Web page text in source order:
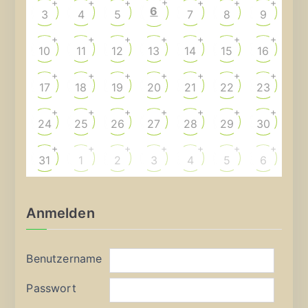
3
+
4
+
5
+
6 7
+
8
+
9
+
10
+
11
+
12
+
13
+
14
+
15
+
16
+
17
+
18
+
19
+
20
+
21
+
22
+
23
+
24
+
25
+
26
+
27
+
28
+
29
+
30
+
31
+
1
+
2
+
3
+
4
+
5
+
6
+
Anmelden
Benutzername
Passwort